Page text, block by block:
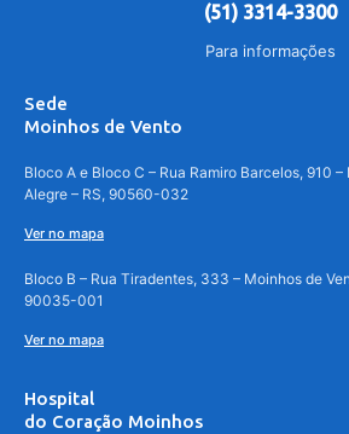
(51) 3314-3300
Para informações
Sede
Moinhos de Vento
Bloco A e Bloco C – Rua Ramiro Barcelos, 910
Alegre – RS, 90560-032
Ver no mapa
Bloco B – Rua Tiradentes, 333 – Moinhos de
90035-001
Ver no mapa
Hospital
do Coração Moinhos